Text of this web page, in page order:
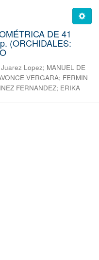
DE 41
(ORCHIDALES:
Lopez; MANUEL DE
VERGARA; FERMIN
FERNANDEZ; ERIKA